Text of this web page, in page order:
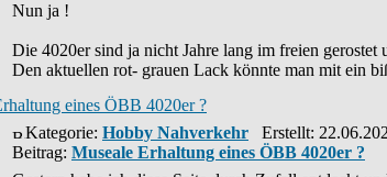
Nun ja !
Die 4020er sind ja nicht Jahre lang im freien gerostet
Den aktuellen rot- grauen Lack könnte man mit ein
eines ÖBB 4020er ?
Kategorie: Hobby Nahverkehr Erstellt:
Beitrag: Museale Erhaltung eines ÖBB 4020er ?